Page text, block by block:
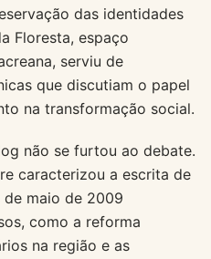
das identidades
Floresta, espaço
serviu de
que discutiam o papel
na transformação social.
não se furtou ao debate.
caracterizou a escrita de
maio de 2009
como a reforma
na região e as